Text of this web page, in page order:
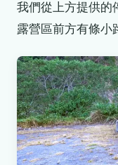
我們從上方提供的
露營區前方有條小